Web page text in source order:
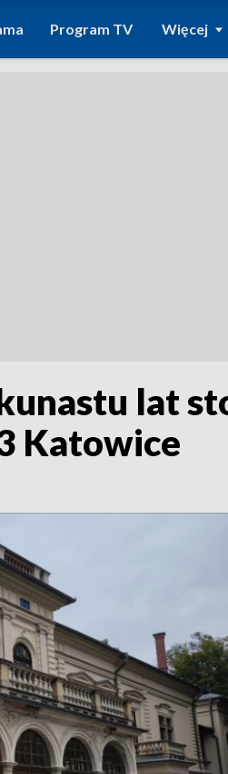
Program TV Więcej
lat
Katowice